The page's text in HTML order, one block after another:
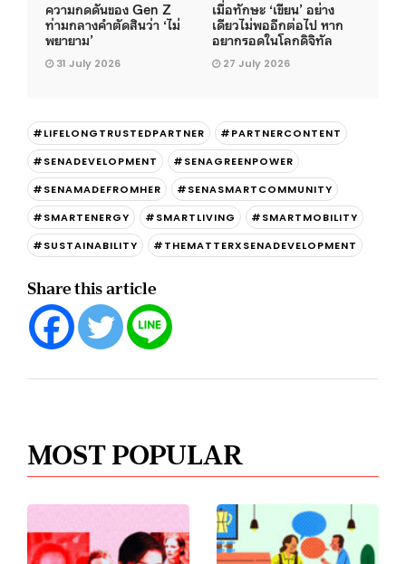
ความกดดันของ Gen Z
ท่ามกลางคำตัดสินว่า ‘ไม่
พยายาม’
31 July 2026
เมื่อทักษะ ‘เขียน’ อย่าง
เดียวไม่พออีกต่อไป หาก
อยากรอดในโลกดิจิทัล
27 July 2026
#LIFELONGTRUSTEDPARTNER
#PARTNERCONTENT
#SENADEVELOPMENT
#SENAGREENPOWER
#SENAMADEFROMHER
#SENASMARTCOMMUNITY
#SMARTENERGY
#SMARTLIVING
#SMARTMOBILITY
#SUSTAINABILITY
#THEMATTERXSENADEVELOPMENT
Share this article
MOST POPULAR